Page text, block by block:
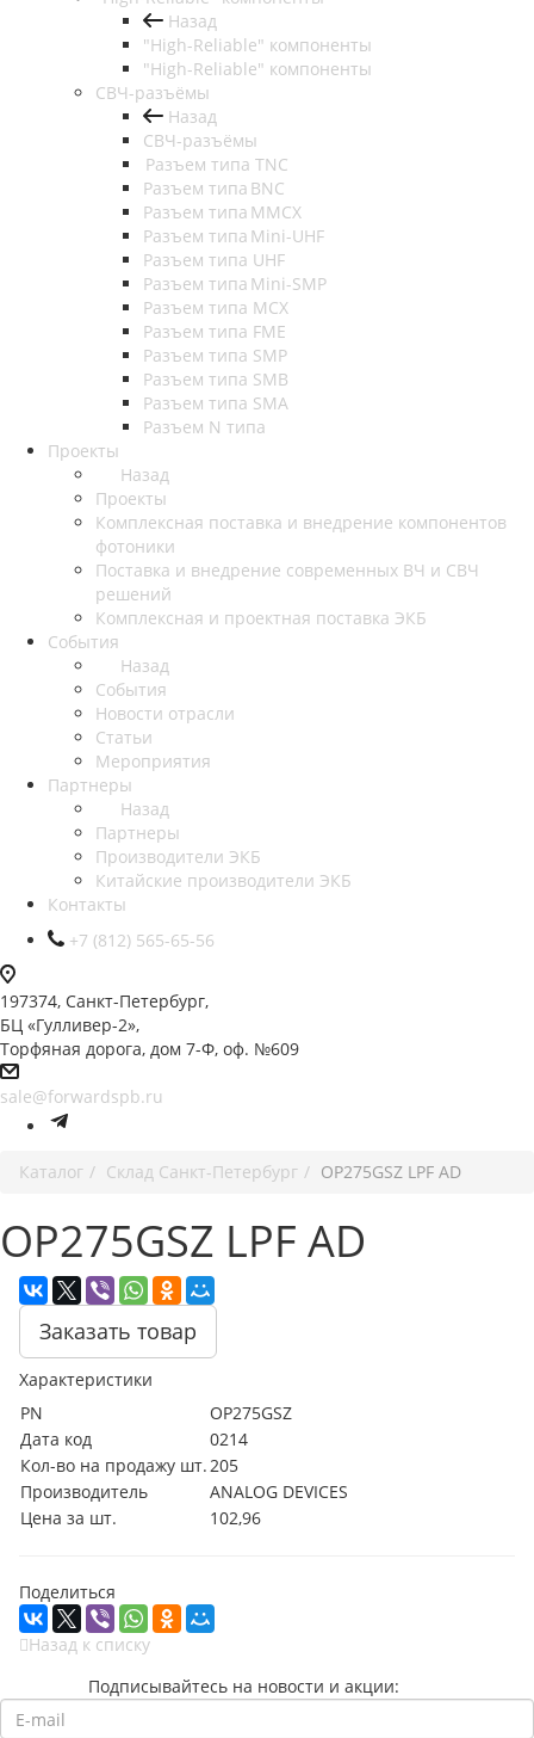
Назад
"High-Reliable" компоненты
"High-Reliable" компоненты
СВЧ-разъёмы
Назад
СВЧ-разъёмы
Разъем типа TNC
Разъем типа BNC
Разъем типа MMCX
Разъем типа Mini-UHF
Разъем типа UHF
Разъем типа Mini-SMP
Разъем типа MCX
Разъем типа FME
Разъем типа SMP
Разъем типа SMB
Разъем типа SMA
Разъем N типа
Проекты
Назад
Проекты
Комплексная поставка и внедрение компонентов
фотоники
Поставка и внедрение современных ВЧ и СВЧ
решений
Комплексная и проектная поставка ЭКБ
События
Назад
События
Новости отрасли
Статьи
Мероприятия
Партнеры
Назад
Партнеры
Производители ЭКБ
Китайские производители ЭКБ
Контакты
+7 (812) 565-65-56
197374, Санкт-Петербург,
БЦ «Гулливер-2»,
Торфяная дорога, дом 7-Ф, оф. №609
sale@forwardspb.ru
Каталог Cклад Санкт-Петербург OP275GSZ LPF AD
OP275GSZ LPF AD
Заказать товар
Характеристики
PN
OP275GSZ
Дата код
0214
Кол-во на продажу шт.205
Производитель
ANALOG DEVICES
Цена за шт.
102,96
Поделиться
Назад к списку
Подписывайтесь на новости и акции: